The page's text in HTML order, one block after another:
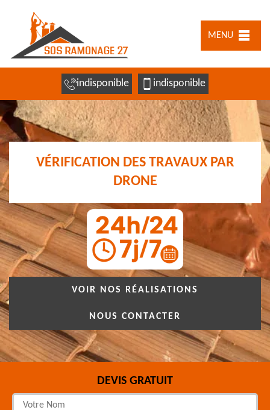
MENU
indisponible indisponible
VÉRIFICATION DES TRAVAUX PAR
DRONE
VOIR NOS RÉALISATIONS
NOUS CONTACTER
DEVIS GRATUIT